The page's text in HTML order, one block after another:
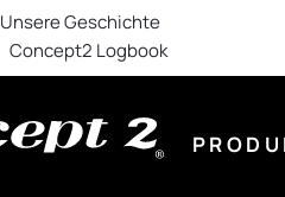
Unsere Geschichte
Concept2 Logbook